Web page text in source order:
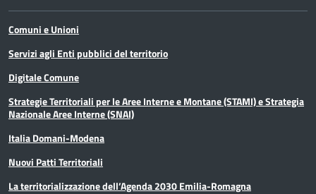
Comuni e Unioni
Servizi agli Enti pubblici del territorio
Digitale Comune
Strategie Territoriali per le Aree Interne e Montane (STAMI) e Strategia
Nazionale Aree Interne (SNAI)
Italia Domani-Modena
Nuovi Patti Territoriali
La territorializzazione dell’Agenda 2030 Emilia-Romagna